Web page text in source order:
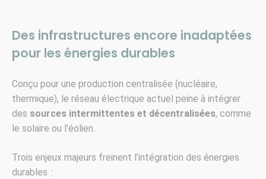
Des infrastructures encore inadaptées
pour les énergies durables
Conçu pour une production centralisée (nucléaire,
thermique), le réseau électrique actuel peine à intégrer
des sources intermittentes et décentralisées, comme
le solaire ou l’éolien.
Trois enjeux majeurs freinent l’intégration des énergies
durables :